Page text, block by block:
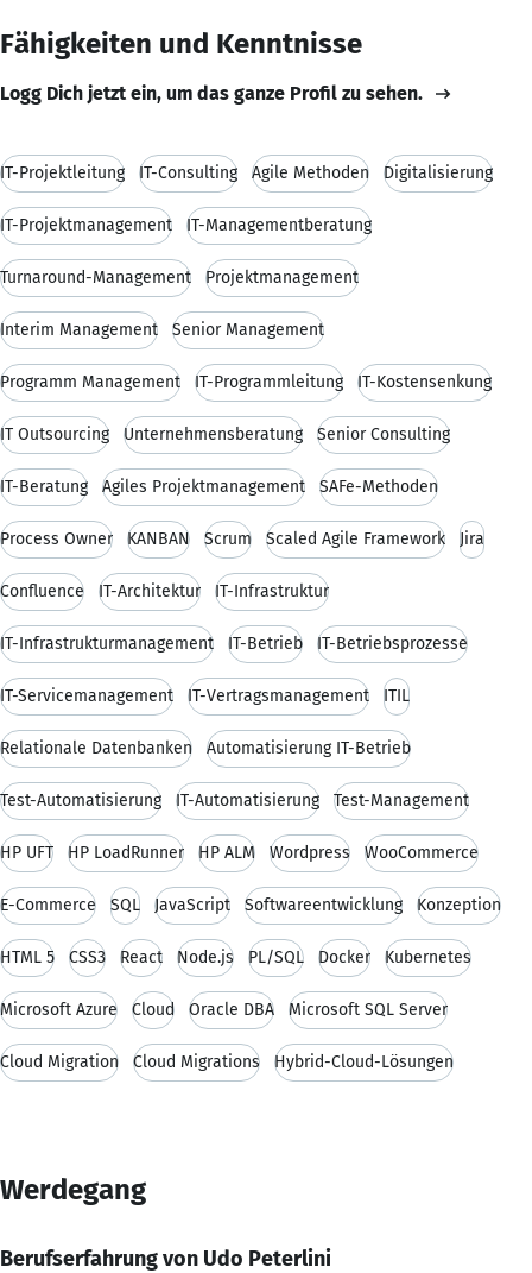
Fähigkeiten und Kenntnisse
Logg Dich jetzt ein, um das ganze Profil zu sehen.
IT-Projektleitung IT-Consulting Agile Methoden Digitalisierung
IT-Projektmanagement IT-Managementberatung
Turnaround-Management Projektmanagement
Interim Management Senior Management
Programm Management IT-Programmleitung IT-Kostensenkung
IT Outsourcing Unternehmensberatung Senior Consulting
IT-Beratung Agiles Projektmanagement SAFe-Methoden
Process Owner KANBAN Scrum Scaled Agile Framework Jira
Confluence IT-Architektur IT-Infrastruktur
IT-Infrastrukturmanagement IT-Betrieb IT-Betriebsprozesse
IT-Servicemanagement IT-Vertragsmanagement ITIL
Relationale Datenbanken Automatisierung IT-Betrieb
Test-Automatisierung IT-Automatisierung Test-Management
HP UFT HP LoadRunner HP ALM Wordpress WooCommerce
E-Commerce SQL JavaScript Softwareentwicklung Konzeption
HTML 5 CSS3 React Node.js PL/SQL Docker Kubernetes
Microsoft Azure Cloud Oracle DBA Microsoft SQL Server
Cloud Migration Cloud Migrations Hybrid-Cloud-Lösungen
Werdegang
Berufserfahrung von Udo Peterlini